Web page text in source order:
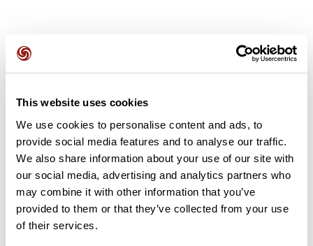
This website uses cookies
We use cookies to personalise content and ads, to
provide social media features and to analyse our traffic.
We also share information about your use of our site with
our social media, advertising and analytics partners who
may combine it with other information that you’ve
provided to them or that they’ve collected from your use
of their services.
Opiniones de los usuarios
Este recorrido aún no contiene opiniones. ¿Ya lo has
Añadir una opinión